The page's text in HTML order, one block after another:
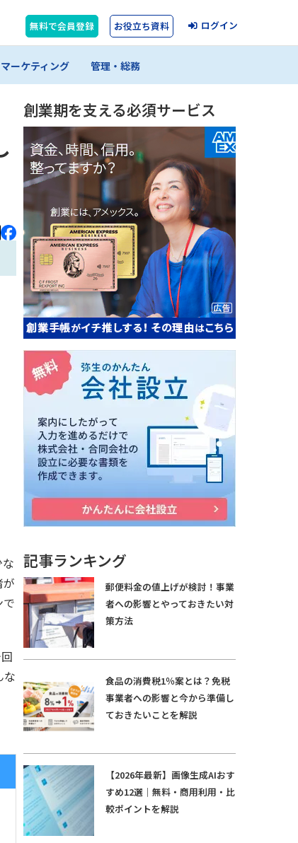
無料で会員登録 お役立ち資料 ログイン
マーケティング 管理・総務
が
な
創業期を支える必須サービス
記事ランキング
郵便料金の値上げが検討！事業
者への影響とやっておきたい対
策方法
食品の消費税1％案とは？免税
事業者への影響と今から準備し
ておきたいことを解説
【2026年最新】画像生成AIおす
すめ12選｜無料・商用利用・比
較ポイントを解説